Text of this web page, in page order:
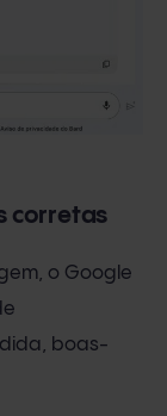
corretas
o Google
boas-